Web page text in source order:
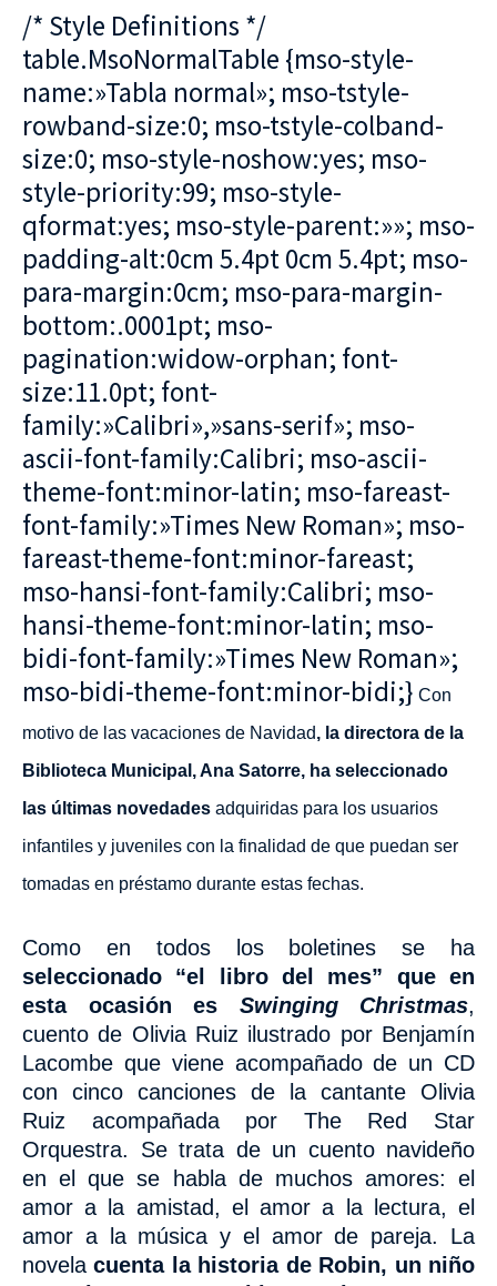
/* Style Definitions */
table.MsoNormalTable {mso-style-
name:»Tabla normal»; mso-tstyle-
rowband-size:0; mso-tstyle-colband-
size:0; mso-style-noshow:yes; mso-
style-priority:99; mso-style-
qformat:yes; mso-style-parent:»»; mso-
padding-alt:0cm 5.4pt 0cm 5.4pt; mso-
para-margin:0cm; mso-para-margin-
bottom:.0001pt; mso-
pagination:widow-orphan; font-
size:11.0pt; font-
family:»Calibri»,»sans-serif»; mso-
ascii-font-family:Calibri; mso-ascii-
theme-font:minor-latin; mso-fareast-
font-family:»Times New Roman»; mso-
fareast-theme-font:minor-fareast;
mso-hansi-font-family:Calibri; mso-
hansi-theme-font:minor-latin; mso-
bidi-font-family:»Times New Roman»;
mso-bidi-theme-font:minor-bidi;} Con
motivo de las vacaciones de Navidad, la directora de la
Biblioteca Municipal, Ana Satorre, ha seleccionado
las últimas novedades adquiridas para los usuarios
infantiles y juveniles con la finalidad de que puedan ser
tomadas en préstamo durante estas fechas.
Como en todos los boletines se ha
seleccionado “el libro del mes” que en
esta ocasión es Swinging Christmas,
cuento de Olivia Ruiz ilustrado por Benjamín
Lacombe que viene acompañado de un CD
con cinco canciones de la cantante Olivia
Ruiz acompañada
por The Red Star
Orquestra. Se trata de un cuento navideño
en el que se habla de muchos amores: el
amor a la amistad, el amor a la lectura, el
amor a
la música y el amor de pareja. La
novelacuenta la historia de Robin, un niño